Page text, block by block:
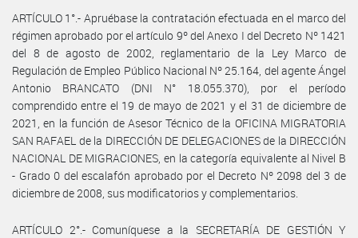
ARTÍCULO 1°.- Apruébase la contratación efectuada en el marco del
régimen aprobado por el artículo 9º del Anexo I del Decreto Nº 1421
del 8 de agosto de 2002, reglamentario de la Ley Marco de
Regulación de Empleo Público Nacional Nº 25.164, del agente Ángel
Antonio BRANCATO (DNI N° 18.055.370), por el período
comprendido entre el 19 de mayo de 2021 y el 31 de diciembre de
2021, en la función de Asesor Técnico de la OFICINA MIGRATORIA
SAN RAFAEL de la DIRECCIÓN DE DELEGACIONES de la DIRECCIÓN
NACIONAL DE MIGRACIONES, en la categoría equivalente al Nivel B
- Grado 0 del escalafón aprobado por el Decreto Nº 2098 del 3 de
diciembre de 2008, sus modificatorios y complementarios.
ARTÍCULO 2°.- Comuníquese a la SECRETARÍA DE GESTIÓN Y